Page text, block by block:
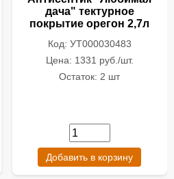
дача" тектурное
покрытие орегон 2,7л
Код: УТ000030483
Цена: 1331 руб./шт.
Остаток: 2 шт
Добавить в корзину